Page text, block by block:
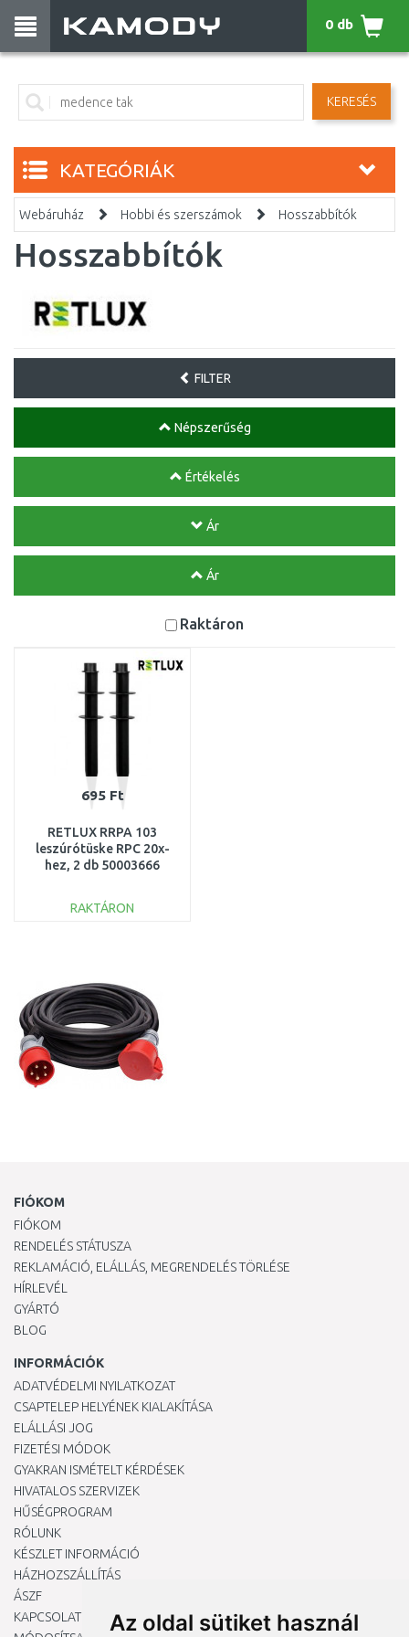
Az oldal sütiket használ
KERESÉS
0 db
KATEGÓRIÁK
Webáruház Hobbi és szerszámok Hosszabbítók
Hosszabbítók
FILTER
Népszerűség
Értékelés
Ár
Ár
Raktáron
695 Ft
RETLUX RRPA 103
leszúrótüske RPC 20x-
hez, 2 db 50003666
RAKTÁRON
FIÓKOM
FIÓKOM
RENDELÉS STÁTUSZA
REKLAMÁCIÓ, ELÁLLÁS, MEGRENDELÉS TÖRLÉSE
HÍRLEVÉL
GYÁRTÓ
BLOG
INFORMÁCIÓK
ADATVÉDELMI NYILATKOZAT
CSAPTELEP HELYÉNEK KIALAKÍTÁSA
ELÁLLÁSI JOG
FIZETÉSI MÓDOK
GYAKRAN ISMÉTELT KÉRDÉSEK
HIVATALOS SZERVIZEK
HŰSÉGPROGRAM
RÓLUNK
KÉSZLET INFORMÁCIÓ
HÁZHOZSZÁLLÍTÁS
ÁSZF
KAPCSOLAT